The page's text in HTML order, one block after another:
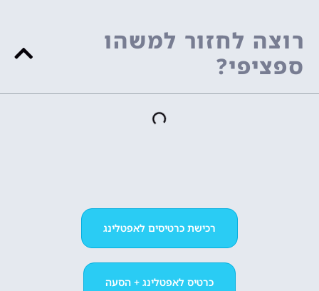
רוצה לחזור למשהו
ספציפי?
רכישת כרטיסים לאפטלינג
כרטיס לאפטלינג + הסעה